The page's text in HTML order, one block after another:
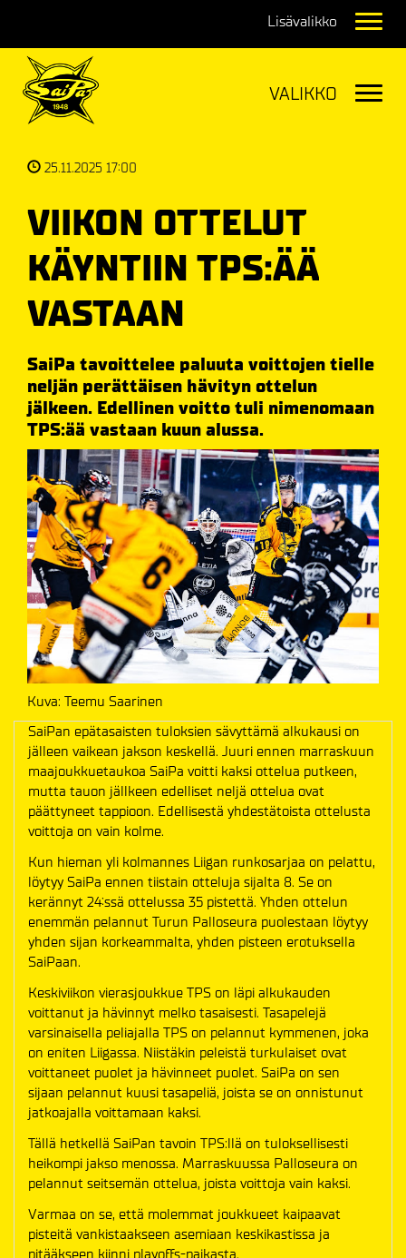
25.11.2025 17:00
VIIKON OTTELUT
KÄYNTIIN TPS:ÄÄ
VASTAAN
SaiPa tavoittelee paluuta voittojen tielle
neljän perättäisen hävityn ottelun
jälkeen. Edellinen voitto tuli nimenomaan
TPS:ää vastaan kuun alussa.
Kuva: Teemu Saarinen
SaiPan epätasaisten tuloksien sävyttämä alkukausi on
jälleen vaikean jakson keskellä. Juuri ennen marraskuun
maajoukkuetaukoa SaiPa voitti kaksi ottelua putkeen,
mutta tauon jällkeen edelliset neljä ottelua ovat
päättyneet tappioon. Edellisestä yhdestätoista ottelusta
voittoja on vain kolme.
Kun hieman yli kolmannes Liigan runkosarjaa on pelattu,
löytyy SaiPa ennen tiistain otteluja sijalta 8. Se on
kerännyt 24:ssä ottelussa 35 pistettä. Yhden ottelun
enemmän pelannut Turun Palloseura puolestaan löytyy
yhden sijan korkeammalta, yhden pisteen erotuksella
SaiPaan.
Keskiviikon vierasjoukkue TPS on läpi alkukauden
voittanut ja hävinnyt melko tasaisesti. Tasapelejä
varsinaisella peliajalla TPS on pelannut kymmenen, joka
on eniten Liigassa. Niistäkin peleistä turkulaiset ovat
voittaneet puolet ja hävinneet puolet. SaiPa on sen
sijaan pelannut kuusi tasapeliä, joista se on onnistunut
jatkoajalla voittamaan kaksi.
Tällä hetkellä SaiPan tavoin TPS:llä on tuloksellisesti
heikompi jakso menossa. Marraskuussa Palloseura on
pelannut seitsemän ottelua, joista voittoja vain kaksi.
Varmaa on se, että molemmat joukkueet kaipaavat
pisteitä vankistaakseen asemiaan keskikastissa ja
pitääkseen kiinni playoffs-paikasta.